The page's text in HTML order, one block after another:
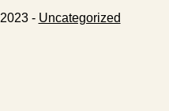
- Uncategorized